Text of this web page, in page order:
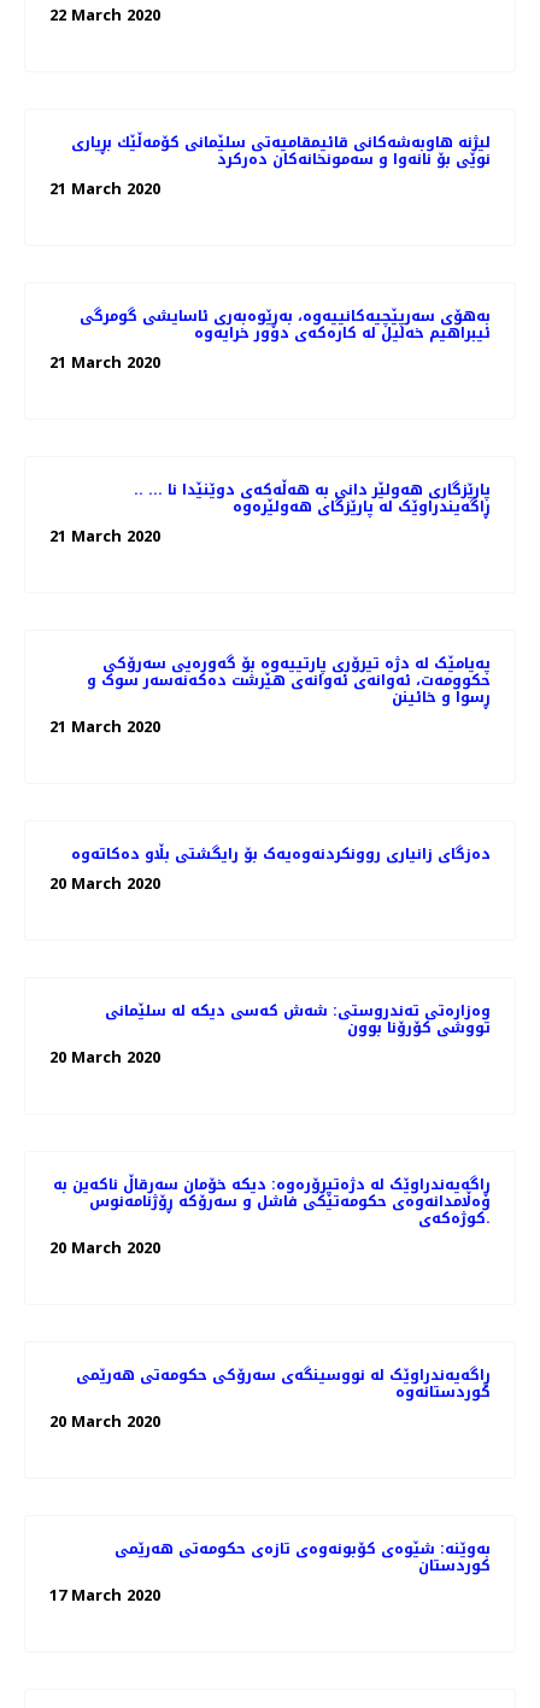
22 March 2020
لیژنه‌ هاوبه‌شه‌كانی قائیمقامیه‌تی سلێمانی كۆمه‌ڵێك بڕیاری
نوێی بۆ نانه‌وا و سه‌مونخانه‌كان ده‌ركرد
21 March 2020
بەهۆی سەرپێچیەکانییەوە، بەڕێوەبەری ئاسایشی گومرگی
ئیبراهیم خەلیل لە کارەکەی دوور خرایەوە
21 March 2020
.. پارێزگاری هەولێر دانی بە هەڵەکەی دوێنێدا نا ...
ڕاگەیندراوێک لە پارێزگای هەولێرەوە
21 March 2020
پەیامێک لە دژە تیرۆری پارتییەوە بۆ گەورەیی سەرۆکی
حکوومەت، ئەوانەی ئەوانەی هێرشت دەکەنەسەر سوک و
ڕسوا و خائینن
21 March 2020
دەزگای زانیاری روونکردنەوەیەک بۆ رایگشتی بڵاو دەکاتەوە
20 March 2020
وەزارەتی تەندروستی: شەش كەسی دیكە لە سلێمانی
تووشی كۆرۆنا بوون
20 March 2020
ڕاگەیەندراوێک لە دژەتیرۆرەوە: دیکە خۆمان سەرقاڵ ناکەین بە
وەڵامدانەوەی حکومەتێکی فاشل و سەرۆکە ڕۆژنامەنوس
کوژەکەی.
20 March 2020
ڕاگەیەندراوێک لە نووسینگەی سەرۆکی حکومەتی هەرێمی
کوردستانەوە
20 March 2020
بەوێنە: شێوەی کۆبونەوەی تازەی حکومەتی هەرێمی
کوردستان
17 March 2020